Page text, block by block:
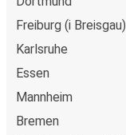
Freiburg (i Breisgau)
Karlsruhe
Essen
Mannheim
Bremen